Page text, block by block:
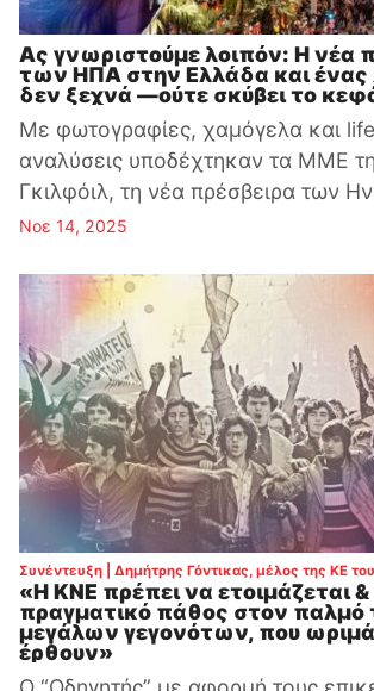
Ας γνωριστούμε λοιπόν: Η νέα
των ΗΠΑ στην Ελλάδα και ένας
δεν ξεχνά —ούτε σκύβει το
Με φωτογραφίες, χαμόγελα και
αναλύσεις υποδέχτηκαν τα ΜΜΕ
Γκιλφόιλ, τη νέα πρέσβειρα των
Νοε 14, 2025
Συνέντευξη | Δημήτρης Γόντικας, μέλος της ΚΕ
«Η ΚΝΕ πρέπει να ετοιμάζεται &
πραγματικό πάθος στον
μεγάλων γεγονότων, που
έρθουν»